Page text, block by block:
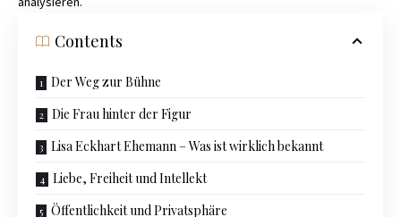
Contents
Der Weg zur Bühne
Die Frau hinter der Figur
Lisa Eckhart Ehemann – Was ist wirklich bekannt
Liebe, Freiheit und Intellekt
Öffentlichkeit und Privatsphäre